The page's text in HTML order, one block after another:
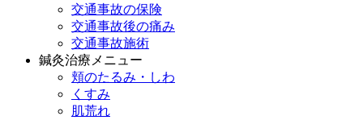
交通事故の保険
交通事故後の痛み
交通事故施術
鍼灸治療メニュー
頬のたるみ・しわ
くすみ
肌荒れ